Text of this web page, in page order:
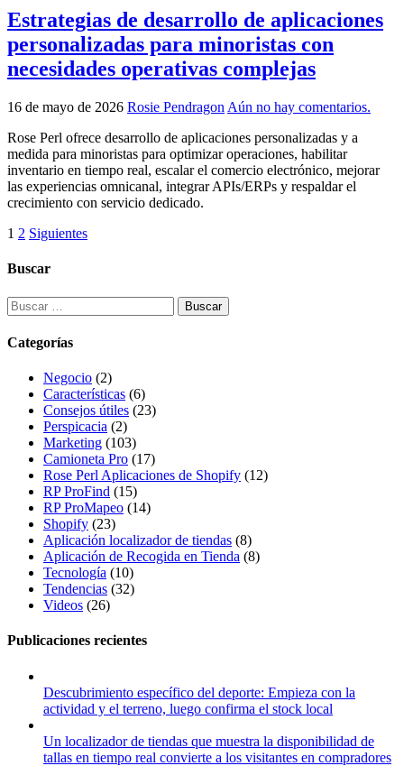
Estrategias de desarrollo de aplicaciones
personalizadas para minoristas con
necesidades operativas complejas
16 de mayo de 2026 Rosie Pendragon Aún no hay comentarios.
Rose Perl ofrece desarrollo de aplicaciones personalizadas y a
medida para minoristas para optimizar operaciones, habilitar
inventario en tiempo real, escalar el comercio electrónico, mejorar
las experiencias omnicanal, integrar APIs/ERPs y respaldar el
crecimiento con servicio dedicado.
1 2 Siguientes
Buscar
Categorías
Negocio (2)
Características (6)
Consejos útiles (23)
Perspicacia (2)
Marketing (103)
Camioneta Pro (17)
Rose Perl Aplicaciones de Shopify (12)
RP ProFind (15)
RP ProMapeo (14)
Shopify (23)
Aplicación localizador de tiendas (8)
Aplicación de Recogida en Tienda (8)
Tecnología (10)
Tendencias (32)
Videos (26)
Publicaciones recientes
Descubrimiento específico del deporte: Empieza con la
actividad y el terreno, luego confirma el stock local
Un localizador de tiendas que muestra la disponibilidad de
tallas en tiempo real convierte a los visitantes en compradores